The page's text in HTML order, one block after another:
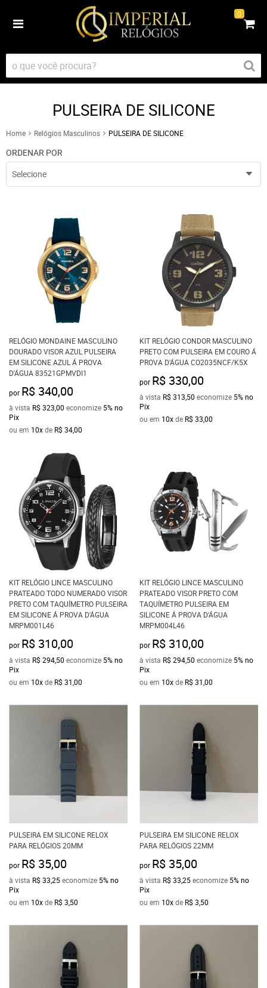
0
PULSEIRA DE SILICONE
Home Relógios Masculinos PULSEIRA DE SILICONE
ORDENAR POR
Selecione
RELÓGIO MONDAINE MASCULINO
DOURADO VISOR AZUL PULSEIRA
EM SILICONE AZUL Á PROVA
D'ÁGUA 83521GPMVDI1
por R$ 340,00
à vista R$ 323,00 economize 5%no
Pix
ou em 10xde R$ 34,00
KIT RELÓGIO CONDOR MASCULINO
PRETO COM PULSEIRA EM COURO Á
PROVA D'ÁGUA CO2035NCF/K5X
por R$ 330,00
à vista R$ 313,50 economize 5%no
Pix
ou em 10xde R$ 33,00
KIT RELÓGIO LINCE MASCULINO
PRATEADO TODO NUMERADO VISOR
PRETO COM TAQUÍMETRO PULSEIRA
EM SILICONE Á PROVA D'ÁGUA
MRPM001L46
por R$ 310,00
à vista R$ 294,50 economize 5%no
Pix
ou em 10xde R$ 31,00
KIT RELÓGIO LINCE MASCULINO
PRATEADO VISOR PRETO COM
TAQUÍMETRO PULSEIRA EM
SILICONE Á PROVA D'ÁGUA
MRPM004L46
por R$ 310,00
à vista R$ 294,50 economize 5%no
Pix
ou em 10xde R$ 31,00
PULSEIRA EM SILICONE RELOX
PARA RELÓGIOS 20MM
por R$ 35,00
à vista R$ 33,25economize 5%no
Pix
ou em 10xde R$ 3,50
PULSEIRA EM SILICONE RELOX
PARA RELÓGIOS 22MM
por R$ 35,00
à vista R$ 33,25economize 5%no
Pix
ou em 10xde R$ 3,50